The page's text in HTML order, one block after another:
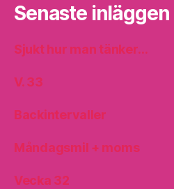
Senaste inläggen
Sjukt hur man tänker…
V. 33
Backintervaller
Måndagsmil + moms
Vecka 32